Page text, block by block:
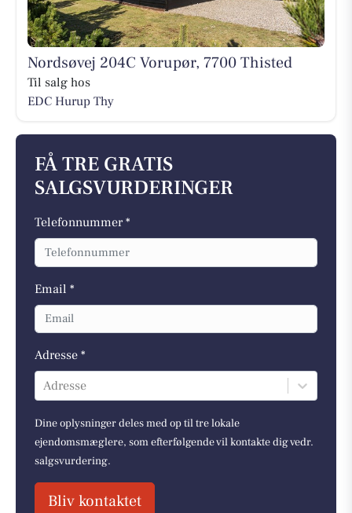
Nordsøvej 204C Vorupør, 7700 Thisted
Til salg hos
EDC Hurup Thy
FÅ TRE GRATIS
SALGSVURDERINGER
Telefonnummer *
Email *
Adresse *
Adresse
Dine oplysninger deles med op til tre lokale
ejendomsmæglere, som efterfølgende vil kontakte dig vedr.
salgsvurdering.
Bliv kontaktet